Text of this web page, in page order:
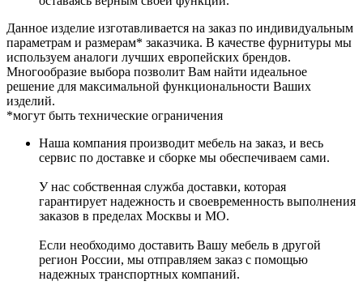
Данное изделие изготавливается на заказ по индивидуальным
параметрам и размерам* заказчика. В качестве фурнитуры мы
используем аналоги лучших европейских брендов.
Многообразие выбора позволит Вам найти идеальное
решение для максимальной функциональности Ваших
изделий.
*могут быть технические ограничения
Наша компания производит мебель на заказ, и весь
сервис по доставке и сборке мы обеспечиваем сами.
У нас собственная служба доставки, которая
гарантирует надежность и своевременность выполнения
заказов в пределах Москвы и МО.
Если необходимо доставить Вашу мебель в другой
регион России, мы отправляем заказ с помощью
надежных транспортных компаний.